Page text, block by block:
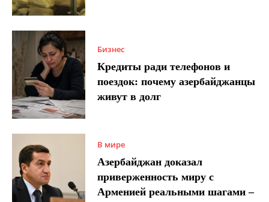
Бизнес
Кредиты ради телефонов и
поездок: почему азербайджанцы
живут в долг
В мире
Азербайджан доказал
приверженность миру с
Арменией реальными шагами –